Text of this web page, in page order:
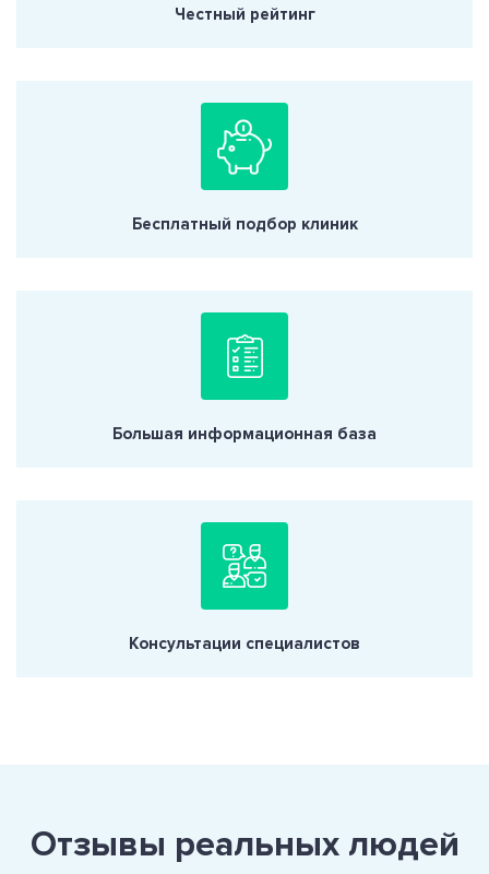
Честный рейтинг
Бесплатный подбор клиник
Большая информационная база
Консультации специалистов
Отзывы реальных людей